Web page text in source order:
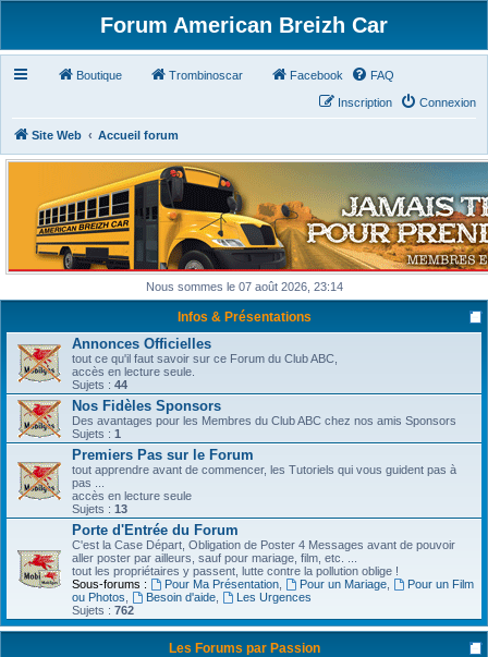
Forum American Breizh Car
Boutique Trombinoscar Facebook FAQ
Connexion
Inscription
Site Web Accueil forum
Nous sommes le 07 août 2026, 23:14
Infos & Présentations
Annonces Officielles
tout ce qu'il faut savoir sur ce Forum du Club ABC,
accès en lecture seule.
Sujets : 44
Nos Fidèles Sponsors
Des avantages pour les Membres du Club ABC chez nos amis Sponsors
Sujets : 1
Premiers Pas sur le Forum
tout apprendre avant de commencer, les Tutoriels qui vous guident pas à
pas ...
accès en lecture seule
Sujets : 13
Porte d'Entrée du Forum
C'est la Case Départ, Obligation de Poster 4 Messages avant de pouvoir
aller poster par ailleurs, sauf pour mariage, film, etc. ...
tout les propriétaires y passent, lutte contre la pollution oblige !
Sous-forums :
Pour Ma Présentation, Pour un Mariage,
Pour un Film
ou Photos
Besoin d'aide,
Les Urgences
Sujets : 762
Les Forums par Passion